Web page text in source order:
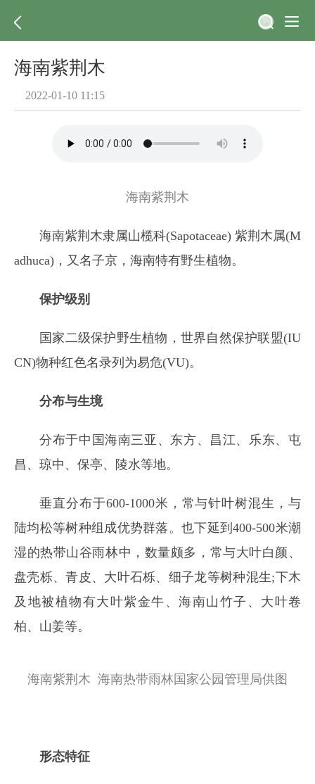
海南紫荆木
2022-01-10 11:15
海南紫荆木
海南紫荆木隶属山榄科(Sapotaceae) 紫荆木属(M
adhuca)，又名子京，海南特有野生植物。
保护级别
国家二级保护野生植物，世界自然保护联盟(IU
CN)物种红色名录列为易危(VU)。
分布与生境
分布于中国海南三亚、东方、昌江、乐东、屯
昌、琼中、保亭、陵水等地。
垂直分布于600-1000米，常与针叶树混生，与
陆均松等树种组成优势群落。也下延到400-500米潮
湿的热带山谷雨林中，数量颇多，常与大叶白颜、
盘壳栎、青皮、大叶石栎、细子龙等树种混生;下木
及地被植物有大叶紫金牛、海南山竹子、大叶卷
柏、山姜等。
海南紫荆木 海南热带雨林国家公园管理局供图
形态特征